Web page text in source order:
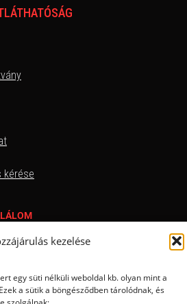
kezelése
egy süti nélküli weboldal kb. olyan mint a
a sütik a böngésződben tárolódnak, és
kérése